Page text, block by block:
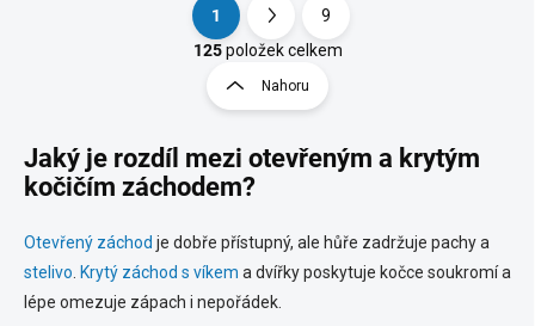
O
l
á
a
r
v
k
S
t
r
á
k
á
n
í
1
9
125položek celkem
Nahoru
Jaký je rozdíl mezi otevřeným a krytým
kočičím záchodem?
Otevřený záchod je dobře přístupný, ale hůře zadržuje pachy a
stelivo Krytý záchod s víkem a dvířky poskytuje kočce soukromí a
lépe omezuje zápach i nepořádek.